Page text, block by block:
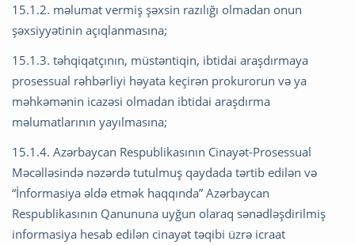
15.1.2. məlumat vermiş şəxsin razılığı olmadan onun
şəxsiyyətinin açıqlanmasına;
15.1.3. təhqiqatçının, müstəntiqin, ibtidai araşdırmaya
prosessual rəhbərliyi həyata keçirən prokurorun və ya
məhkəmənin icazəsi olmadan ibtidai araşdırma
məlumatlarının yayılmasına;
15.1.4. Azərbaycan Respublikasının Cinayət-Prosessual
Məcəlləsində nəzərdə tutulmuş qaydada tərtib edilən və
“İnformasiya əldə etmək haqqında” Azərbaycan
Respublikasının Qanununa uyğun olaraq sənədləşdirilmiş
informasiya hesab edilən cinayət təqibi üzrə icraat